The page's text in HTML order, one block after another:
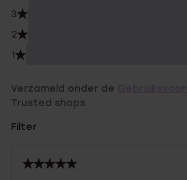
3
2
1
Verzameld onder de
Trusted shops
Filter